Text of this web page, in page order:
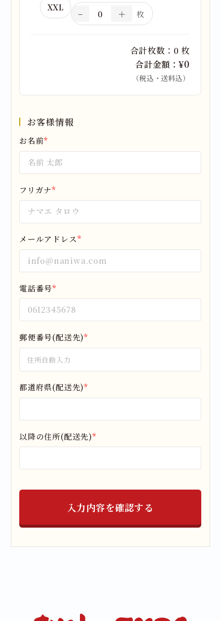
XXL
− ＋ 枚
合計枚数： 0 枚
合計金額：¥0
（税込・送料込）
お客様情報
お名前*
フリガナ*
メールアドレス*
電話番号*
郵便番号(配送先)*
都道府県(配送先)*
以降の住所(配送先)*
入力内容を確認する